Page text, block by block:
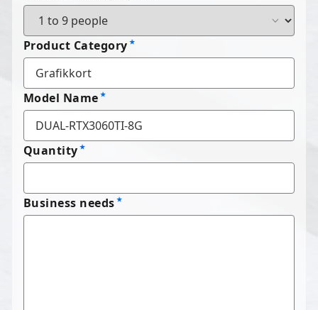
Product Category
Model Name
Quantity
Business needs